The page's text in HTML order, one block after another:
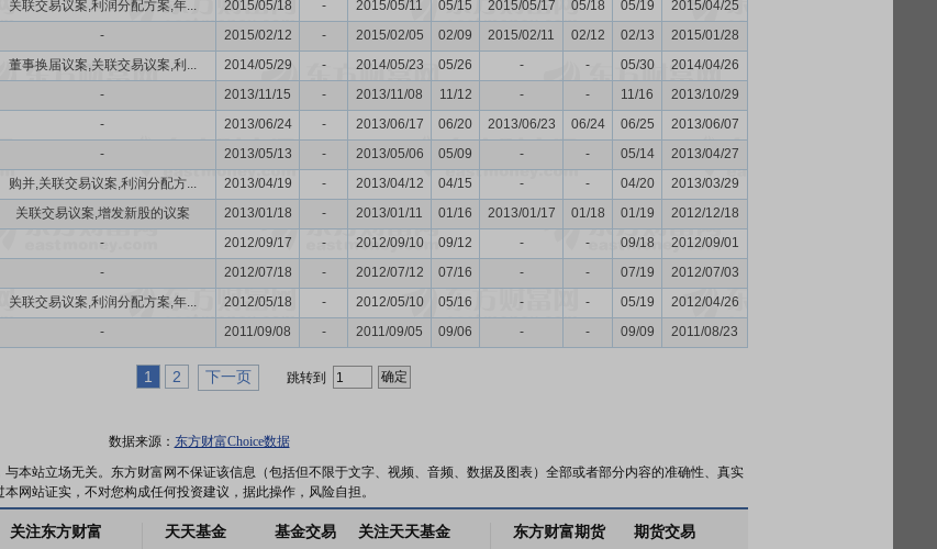
关联交易议案,利润分配方案,年... 2015/05/18 - 2015/05/11 05/15 2015/05/17 05/18 05/19
2015/04/25
- 2015/02/12 - 2015/02/05 02/09 2015/02/11 02/12 02/13
2015/01/28
董事换届议案,关联交易议案,利... 2014/05/29 - 2014/05/23 05/26 - - 05/30
2014/04/26
- 2013/11/15 - 2013/11/08 11/12 - - 11/16
2013/10/29
- 2013/06/24 - 2013/06/17 06/20 2013/06/23 06/24 06/25
2013/06/07
- 2013/05/13 - 2013/05/06 05/09 - - 05/14
2013/04/27
购并,关联交易议案,利润分配方... 2013/04/19 - 2013/04/12 04/15 - - 04/20
2013/03/29
关联交易议案,增发新股的议案 2013/01/18 - 2013/01/11 01/16 2013/01/17 01/18 01/19
2012/12/18
- 2012/09/17 - 2012/09/10 09/12 - - 09/18
2012/09/01
- 2012/07/18 - 2012/07/12 07/16 - - 07/19
2012/07/03
关联交易议案,利润分配方案,年... 2012/05/18 - 2012/05/10 05/16 - - 05/19
2012/04/26
- 2011/09/08 - 2011/09/05 09/06 - - 09/09 2011/08/23
1 2 下一页 跳转到
数据来源： 东方财富Choice数据
本站立场无关。东方财富网不保证该信息（包括但不限于文字、视频、音频、数据及图表）全部或者部分内容的准确性、真实
网站证实，不对您构成任何投资建议，据此操作，风险自担。
关注东方财富 天天基金 基金交易 关注天天基金 东方财富期货 期货交易